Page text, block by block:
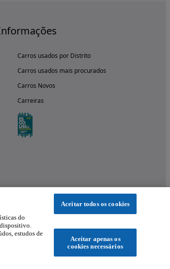
Carros usados por Distrito
Carros usados mais procurados
Carros Novos
Carreiras
do
estudos de
Aceitar todos os cookies
Aceitar apenas os
cookies necessários